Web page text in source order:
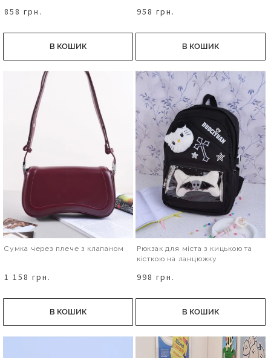
858 грн.
В КОШИК
958 грн.
В КОШИК
Сумка через плече з клапаном
1 158 грн.
В КОШИК
Рюкзак для міста з кицькою та
кісткою на ланцюжку
998 грн.
В КОШИК